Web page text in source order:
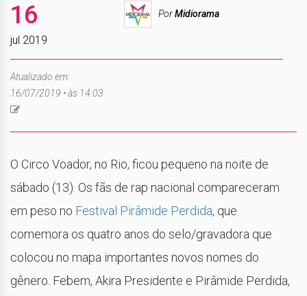
16
jul 2019
PorMidiorama
Atualizado em:
16/07/2019 • às 14:03
O Circo Voador, no Rio, ficou pequeno na noite de
sábado (13). Os fãs de rap nacional compareceram
em peso no Festival Pirâmide Perdida, que
comemora os quatro anos do selo/gravadora que
colocou no mapa importantes novos nomes do
gênero. Febem, Akira Presidente e Pirâmide Perdida,